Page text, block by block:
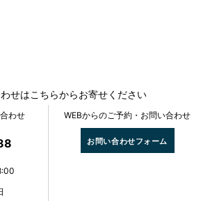
せはこちらからお寄せください
わせ WEBからのご予約・お問い合わせ
お問い合わせフォーム